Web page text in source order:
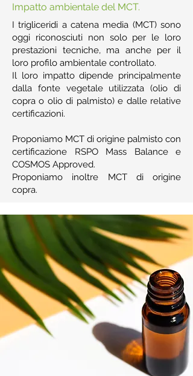
Impatto ambientale del MCT.
I trigliceridi a catena media (MCT) sono
oggi riconosciuti non solo per le loro
prestazioni tecniche, ma anche per il
loro profilo ambientale controllato.
Il loro impatto dipende principalmente
dalla fonte vegetale utilizzata (olio di
copra o olio di palmisto) e dalle relative
certificazioni.
Proponiamo MCT di origine palmisto con
certificazione RSPO Mass Balance e
COSMOS Approved.
Proponiamo inoltre MCT di origine
copra.